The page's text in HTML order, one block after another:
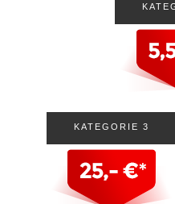
KATEGORIE 3